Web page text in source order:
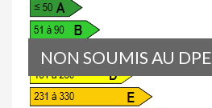
NON SOUMIS AU DPE